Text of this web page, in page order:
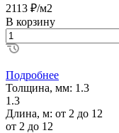
2113 ₽/м2
В корзину
Подробнее
Толщина, мм: 1.3
1.3
Длина, м: от 2 до 12
от 2 до 12